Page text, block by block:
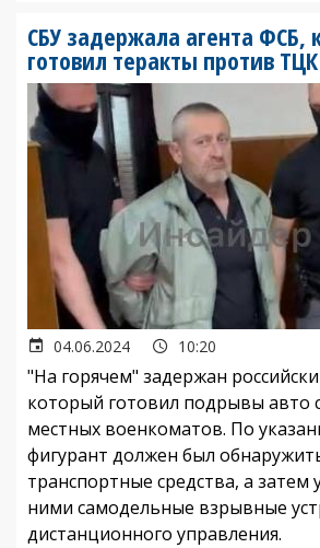
СБУ задержала агента ФСБ,
готовил теракты против
04.06.2024 10:20
"На горячем" задержан
который готовил подрывы авто
местных военкоматов. По
фигурант должен был
транспортные средства, а затем
ними самодельные взрывные
дистанционного управления.